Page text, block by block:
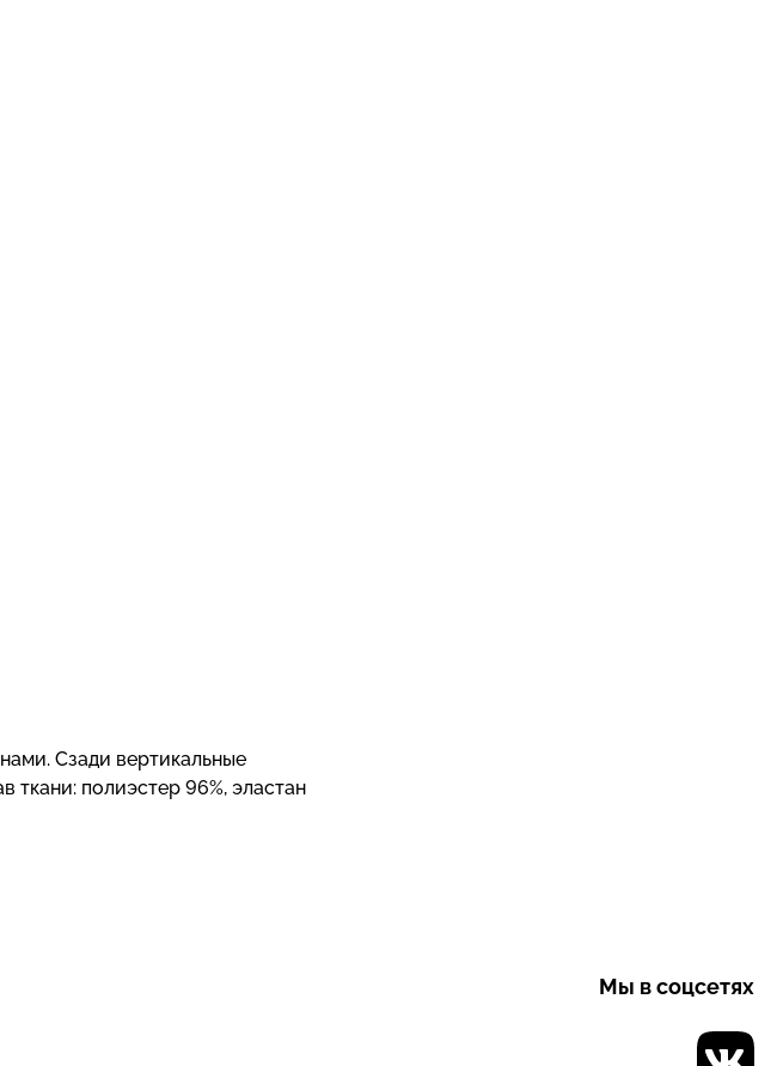
Сзади вертикальные
ткани: полиэстер 96%, эластан
Мы в соцсетях